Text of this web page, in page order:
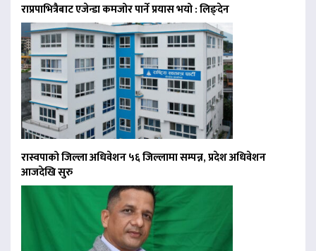
राप्रपाभित्रैबाट एजेन्डा कमजोर पार्ने प्रयास भयो : लिङ्देन
रास्वपाको जिल्ला अधिवेशन ५६ जिल्लामा सम्पन्न, प्रदेश अधिवेशन
आजदेखि सुरु